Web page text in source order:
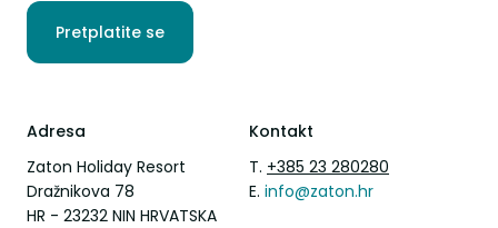
Pretplatite se
Adresa
Zaton Holiday Resort
Dražnikova 78
HR - 23232 NIN HRVATSKA
Kontakt
T. +385 23 280280
E. info@zaton.hr